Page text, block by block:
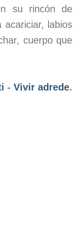
su rincón de
acariciar, labios
cuerpo que
- Vivir adrede.